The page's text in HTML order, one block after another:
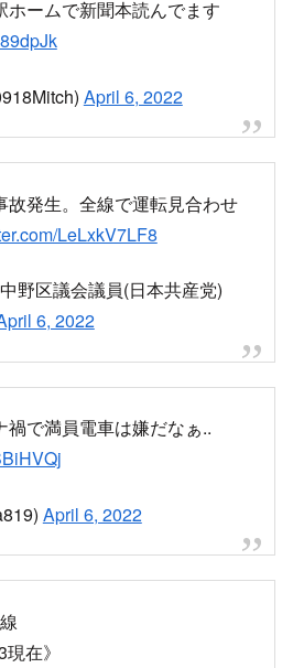
ホームで新聞本読んでます
April 6, 2022
故発生。全線で運転見合わせ
LeLxkV7LF8
野区議会議員(日本共産党)
6, 2022
で満員電車は嫌だなぁ..
April 6, 2022
在》